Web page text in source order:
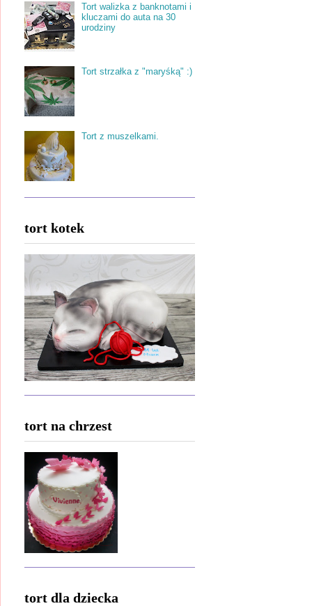
Tort walizka z banknotami i
kluczami do auta na 30
urodziny
Tort strzałka z "maryśką" :)
Tort z muszelkami.
tort kotek
tort na chrzest
tort dla dziecka